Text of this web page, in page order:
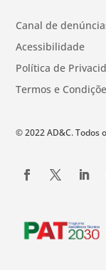
Canal de
Acessibilidade
Política de
Termos e
© 2022 AD&C. Todos